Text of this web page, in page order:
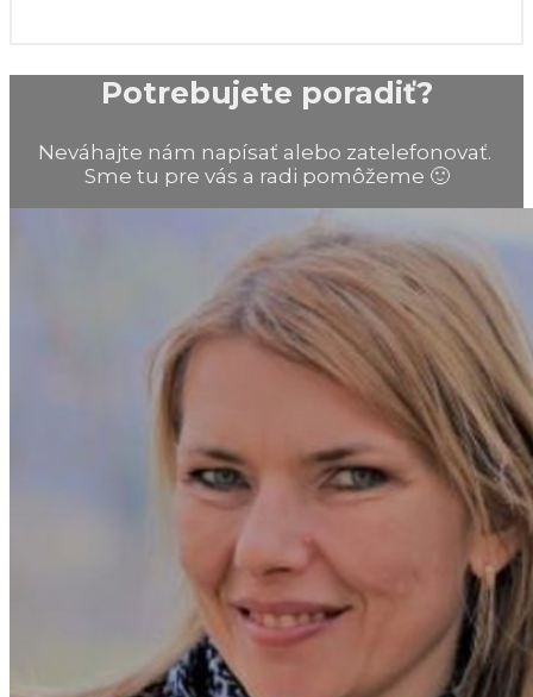
Potrebujete poradiť?
Neváhajte nám napísať alebo zatelefonovať.
Sme tu pre vás a radi pomôžeme 🙂